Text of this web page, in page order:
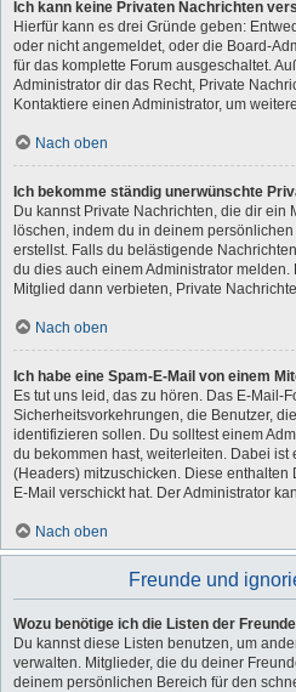
Ich kann keine Privaten Nachrichten
Hierfür kann es drei Gründe geben:
oder nicht angemeldet, oder die Board-
für das komplette Forum ausgeschaltet.
Administrator dir das Recht, Private
Kontaktiere einen Administrator, um
Nach oben
Ich bekomme ständig unerwünschte
Du kannst Private Nachrichten, die dir ein
löschen, indem du in deinem
erstellst. Falls du belästigende
du dies auch einem Administrator
Mitglied dann verbieten, Private
Nach oben
Ich habe eine Spam-E-Mail von einem
Es tut uns leid, das zu hören. Das E-Mail-
Sicherheitsvorkehrungen, die Benutzer,
identifizieren sollen. Du solltest einem
du bekommen hast, weiterleiten. Dabei ist
(Headers) mitzuschicken. Diese enthalten
E-Mail verschickt hat. Der Administrator
Nach oben
Freunde und
Wozu benötige ich die Listen der
Du kannst diese Listen benutzen, um
verwalten. Mitglieder, die du deiner
deinem persönlichen Bereich für den